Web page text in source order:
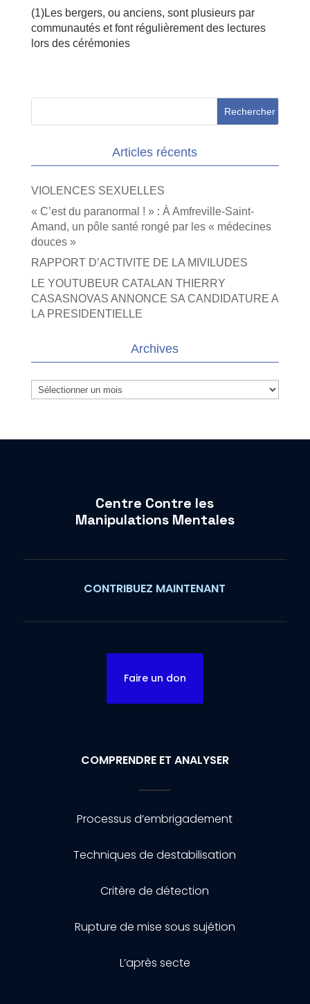
(1)Les bergers, ou anciens, sont plusieurs par
communautés et font régulièrement des lectures
lors des cérémonies
Articles récents
VIOLENCES SEXUELLES
« C’est du paranormal ! » : À Amfreville-Saint-
Amand, un pôle santé rongé par les « médecines
douces »
RAPPORT D’ACTIVITE DE LA MIVILUDES
LE YOUTUBEUR CATALAN THIERRY
CASASNOVAS ANNONCE SA CANDIDATURE A
LA PRESIDENTIELLE
Archives
Archives
Centre Contre les
Manipulations Mentales
CONTRIBUEZ MAINTENANT
Faire un don
COMPRENDRE ET ANALYSER
Processus d’embrigadement
Techniques de destabilisation
Critère de détection
Rupture de mise sous sujétion
L’après secte